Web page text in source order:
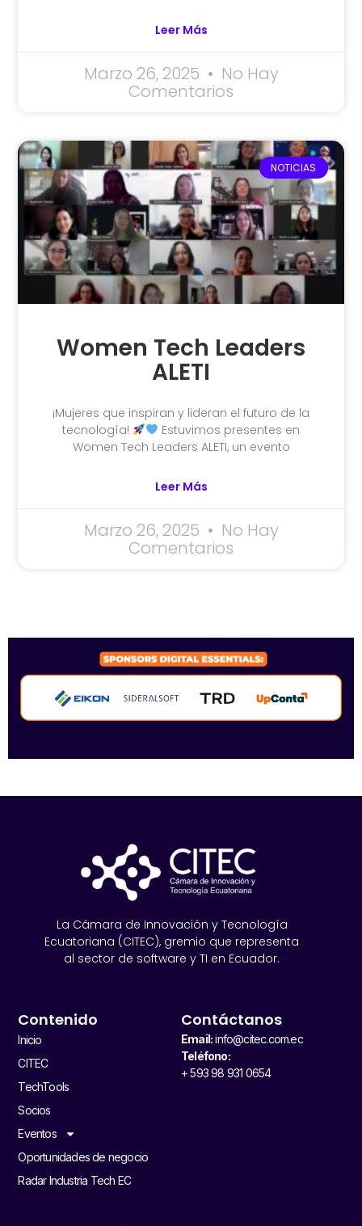
Leer Más
Marzo 26, 2025 No Hay
Comentarios
NOTICIAS
Women Tech Leaders
ALETI
¡Mujeres que inspiran y lideran el futuro de la
tecnología!
Estuvimos presentes en
Women Tech Leaders ALETI, un evento
Leer Más
Marzo 26, 2025 No Hay
Comentarios
La Cámara de Innovación y Tecnología
Ecuatoriana (CITEC), gremio que representa
al sector de software y TI en Ecuador.
Contenido
Inicio
CITEC
TechTools
Socios
Eventos
Oportunidades de negocio
Radar Industria Tech EC
Contáctanos
Email:info@citec.com.ec
Teléfono:
+ 593 98 931 0654